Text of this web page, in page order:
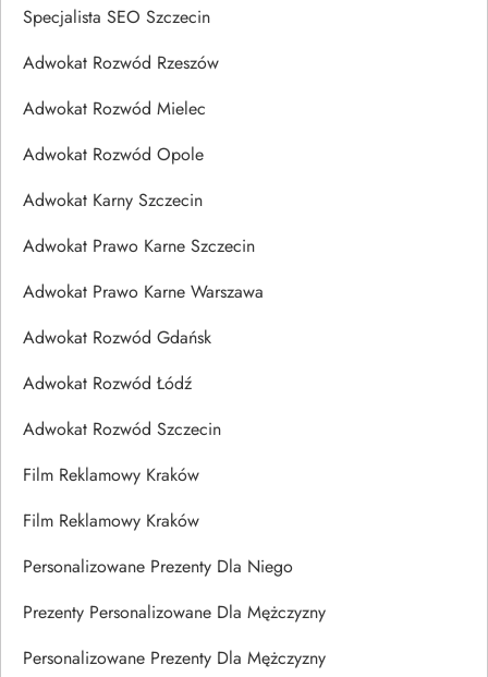
Specjalista SEO Szczecin
Adwokat Rozwód Rzeszów
Adwokat Rozwód Mielec
Adwokat Rozwód Opole
Adwokat Karny Szczecin
Adwokat Prawo Karne Szczecin
Adwokat Prawo Karne Warszawa
Adwokat Rozwód Gdańsk
Adwokat Rozwód Łódź
Adwokat Rozwód Szczecin
Film Reklamowy Kraków
Film Reklamowy Kraków
Personalizowane Prezenty Dla Niego
Prezenty Personalizowane Dla Mężczyzny
Personalizowane Prezenty Dla Mężczyzny